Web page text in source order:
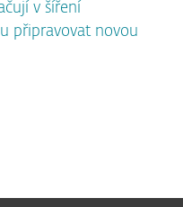
v šíření
připravovat novou